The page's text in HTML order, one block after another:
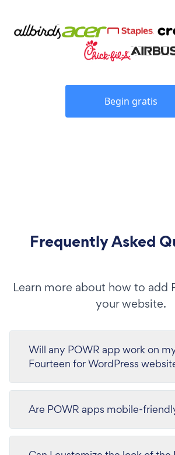
Begin gratis
Frequently Asked
Learn more about how to add
your website.
Will any POWR app work on
Fourteen for WordPress
Are POWR apps mobile-